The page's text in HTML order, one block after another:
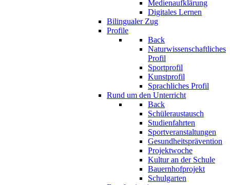
Medienaufklärung
Digitales Lernen
Bilingualer Zug
Profile
Back
Naturwissenschaftliches
Profil
Sportprofil
Kunstprofil
Sprachliches Profil
Rund um den Unterricht
Back
Schüleraustausch
Studienfahrten
Sportveranstaltungen
Gesundheitsprävention
Projektwoche
Kultur an der Schule
Bauernhofprojekt
Schulgarten